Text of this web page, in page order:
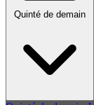
Quinté de demain